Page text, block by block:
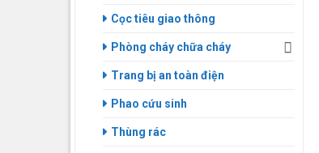
Cọc tiêu giao thông
Phòng cháy chữa cháy
Trang bị an toàn điện
Phao cứu sinh
Thùng rác